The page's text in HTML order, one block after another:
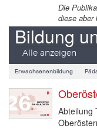
Die
diese aber
Bildung
Alle anzeigen
Erwachsenenbildung
Abteilung